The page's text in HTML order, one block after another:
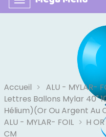
la
Accueil ALU - MYLAR-
Lettres Ballons Mylar 40"
Hélium)(or Ou Argent Au
ALU - MYLAR- FOIL
H
CM